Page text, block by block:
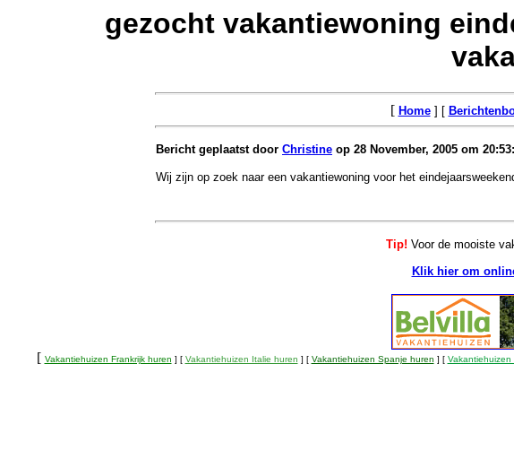
gezocht vakantiewoning
[ Home] [
Bericht geplaatst door Christine op 28 November, 2005 om
Wij zijn op zoek naar een vakantiewoning voor het
Tip! Voor de mooiste
Klik hier om
[ Vakantiehuizen Frankrijk huren ] [ Vakantiehuizen Italie huren ] [ Vakantiehuizen Spanje huren ] [ Vakantiehuizen